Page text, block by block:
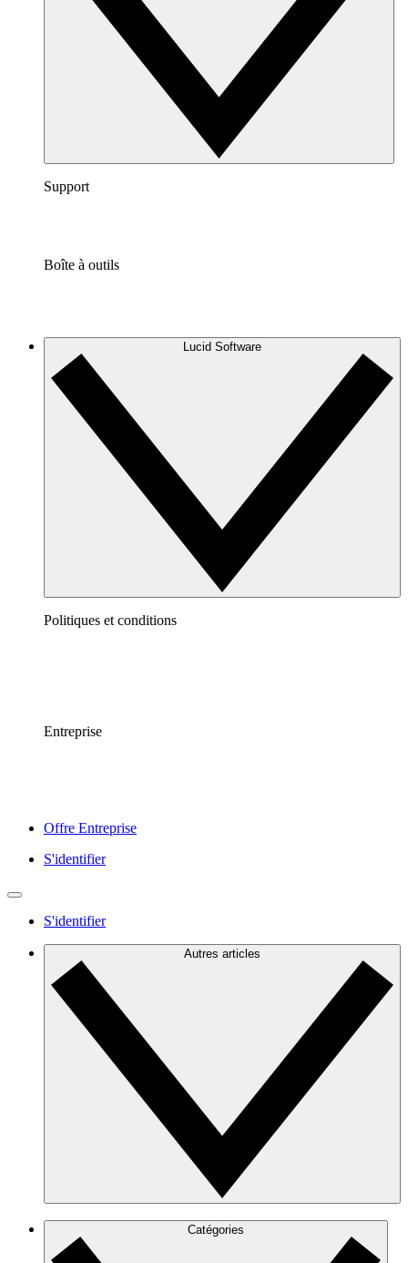
Support
Boîte à outils
Lucid Software
Politiques et conditions
Entreprise
Offre Entreprise
S'identifier
S'identifier
Autres articles
Catégories